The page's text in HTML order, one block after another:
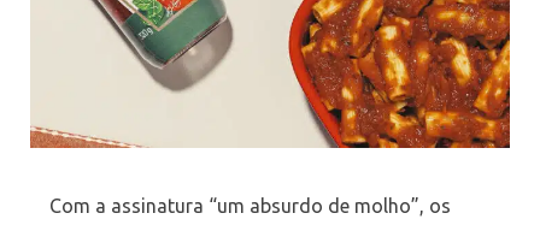
Com a assinatura “um absurdo de molho”, os